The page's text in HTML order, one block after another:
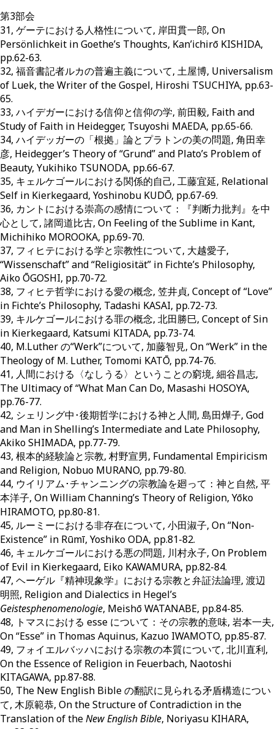
第3部会
31, ゲーテにおける人格性について, 岸田貫一郎, On
Persönlichkeit in Goethe’s Thoughts, Kan’ichirō KISHIDA,
pp.62-63.
32, 福音書記者ルカの普遍主義について, 土屋博, Universalism
of Luek, the Writer of the Gospel, Hiroshi TSUCHIYA, pp.63-
65.
33, ハイデガーにおける信仰と信仰の学, 前田毅, Faith and
Study of Faith in Heidegger, Tsuyoshi MAEDA, pp.65-66.
34, ハイデッガーの「根拠」論とプラトンの美の問題, 角田幸
彦, Heidegger’s Theory of “Grund” and Plato’s Problem of
Beauty, Yukihiko TSUNODA, pp.66-67.
35, キェルケゴールにおける関係的自己, 工藤宜延, Relational
Self in Kierkegaard, Yoshinobu KUDŌ, pp.67-69.
36, カントにおける崇高の感情について：『判断力批判』を中
心として, 諸岡道比古, On Feeling of the Sublime in Kant,
Michihiko MOROOKA, pp.69-70.
37, フィヒテにおける学と宗教性について, 大越愛子,
“Wissenschaft” and “Religiosität” in Fichte’s Philosophy,
Aiko ŌGOSHI, pp.70-72.
38, フィヒテ哲学における愛の概念, 笠井貞, Concept of “Love”
in Fichte’s Philosophy, Tadashi KASAI, pp.72-73.
39, キルケゴールにおける罪の概念, 北田勝巳, Concept of Sin
in Kierkegaard, Katsumi KITADA, pp.73-74.
40, M.Luther の“Werk”について, 加藤智見, On “Werk” in the
Theology of M. Luther, Tomomi KATŌ, pp.74-76.
41, 人間における〈なしうる〉ということの窮境, 細谷昌志,
The Ultimacy of “What Man Can Do, Masashi HOSOYA,
pp.76-77.
42, シェリング中･後期哲学における神と人間, 島田燁子, God
and Man in Shelling’s Intermediate and Late Philosophy,
Akiko SHIMADA, pp.77-79.
43, 根本的経験論と宗教, 村野宣男, Fundamental Empiricism
and Religion, Nobuo MURANO, pp.79-80.
44, ウイリアム･チャンニングの宗教論を廻って：神と自然, 平
本洋子, On William Channing’s Theory of Religion, Yōko
HIRAMOTO, pp.80-81.
45, ルーミーにおける非存在について, 小田淑子, On “Non-
Existence” in Rūmī, Yoshiko ODA, pp.81-82.
46, キェルケゴールにおける悪の問題, 川村永子, On Problem
of Evil in Kierkegaard, Eiko KAWAMURA, pp.82-84.
47, ヘーゲル『精神現象学』における宗教と弁証法論理, 渡辺
明照, Religion and Dialectics in Hegel’s
Geistesphenomenologie, Meishō WATANABE, pp.84-85.
48, トマスにおける esse について：その宗教的意味, 岩本一夫,
On “Esse” in Thomas Aquinus, Kazuo IWAMOTO, pp.85-87.
49, フォイエルバッハにおける宗教の本質について, 北川直利,
On the Essence of Religion in Feuerbach, Naotoshi
KITAGAWA, pp.87-88.
50, The New English Bible の翻訳に見られる矛盾構造につい
て, 木原範恭, On the Structure of Contradiction in the
Translation of theNew English Bible, Noriyasu KIHARA,